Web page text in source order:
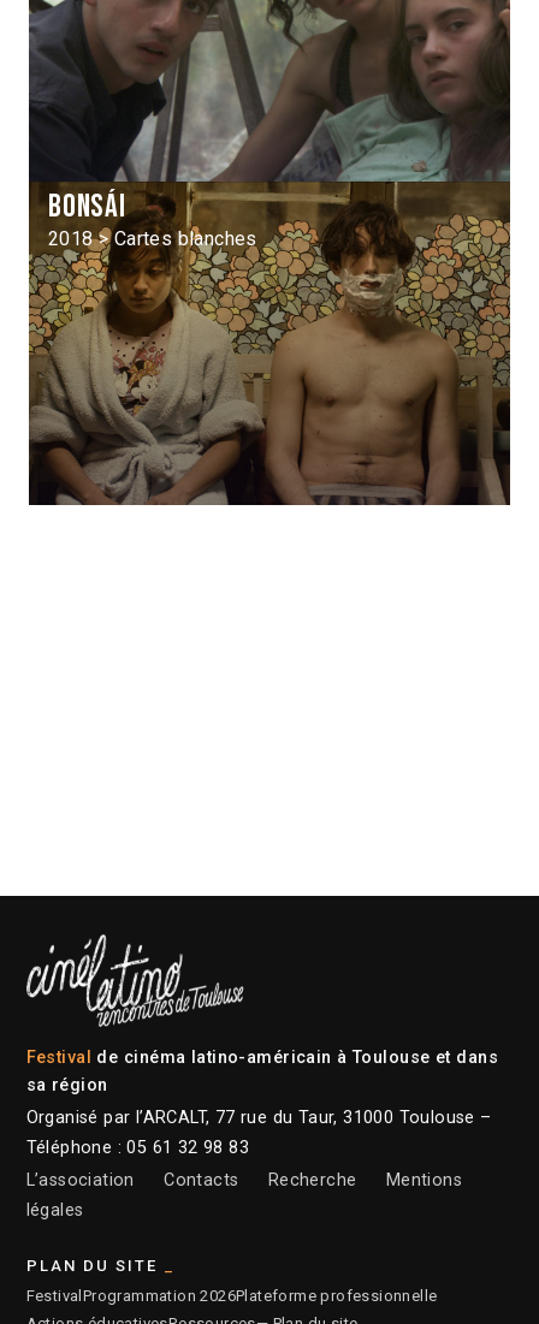
Bonsái
2018 > Cartes blanches
Festival de cinéma latino-américain à Toulouse et dans
sa région
Organisé par l’ARCALT, 77 rue du Taur, 31000 Toulouse –
Téléphone : 05 61 32 98 83
L’association
Contacts Recherche
Mentions
légales
PLAN DU SITE
Festival Programmation 2026Plateforme professionnelle